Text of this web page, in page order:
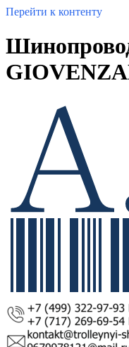
Перейти к контенту